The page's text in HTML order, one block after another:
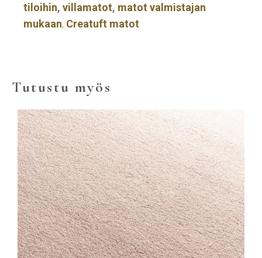
tiloihin, villamatot, matot valmistajan
mukaan, Creatuft matot
Tutustu myös